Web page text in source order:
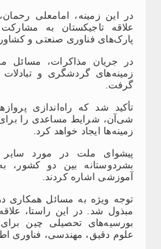
در این زمینه، امامعلی
علاقه تاجیکستان به
پارک‌های فناوری صنعتی و
در جریان مذاکرات، مسائل
زمینه‌های گردشگری و
گرفت.
تأکید شد که راه‌اندازی
شی‌آن، شرایط مساعدی را برای
زمینه‌ها ایجاد خواهد کرد.
پیشوای ملت در مورد سایر
بشردوستانه بین دو کشور،
آموزشی اشاره کردند.
توجه ویژه‌ به مسائل همکاری
مبذول شد. در این راستا،
بورسیه‌های تحصیلی چین
علوم دقیق، مهندسی، فناوری